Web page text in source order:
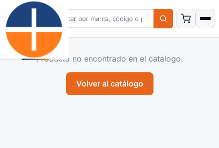
Producto no encontrado en el catálogo.
Volver al catálogo